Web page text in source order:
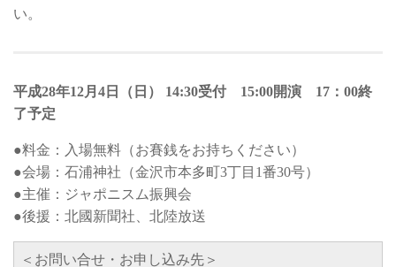
い。
平成28年12月4日（日） 14:30受付 15:00開演 17：00終
了予定
●料金：入場無料（お賽銭をお持ちください）
●会場：石浦神社（金沢市本多町3丁目1番30号）
●主催：ジャポニスム振興会
●後援：北國新聞社、北陸放送
＜お問い合せ・お申し込み先＞